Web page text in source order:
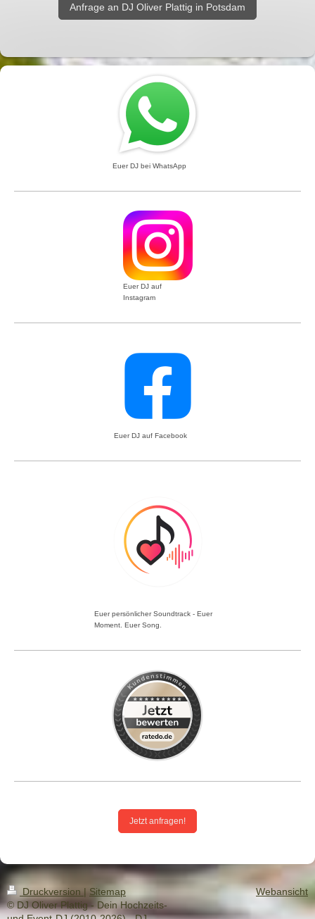
Anfrage an DJ Oliver Plattig in Potsdam
Euer DJ bei WhatsApp
Euer DJ auf
Instagram
Euer DJ auf Facebook
Euer persönlicher Soundtrack - Euer
Moment. Euer Song.
Jetzt anfragen!
Druckversion | Sitemap
© DJ Oliver Plattig - Dein Hochzeits-
Webansicht